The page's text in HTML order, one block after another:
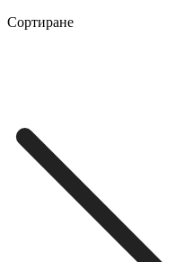
Сортиране